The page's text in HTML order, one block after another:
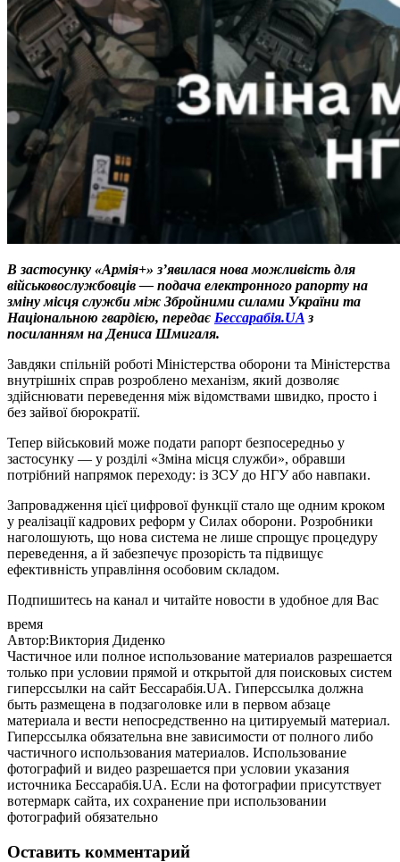
В застосунку «Армія+» з’явилася нова можливість для
військовослужбовців — подача електронного рапорту на
зміну місця служби між Збройними силами України та
Національною гвардією, передає Бессарабія.UA з
посиланням на Дениса Шмигаля.
Завдяки спільній роботі Міністерства оборони та Міністерства
внутрішніх справ розроблено механізм, який дозволяє
здійснювати переведення між відомствами швидко, просто і
без зайвої бюрократії.
Тепер військовий може подати рапорт безпосередньо у
застосунку — у розділі «Зміна місця служби», обравши
потрібний напрямок переходу: із ЗСУ до НГУ або навпаки.
Запровадження цієї цифрової функції стало ще одним кроком
у реалізації кадрових реформ у Силах оборони. Розробники
наголошують, що нова система не лише спрощує процедуру
переведення, а й забезпечує прозорість та підвищує
ефективність управління особовим складом.
Подпишитесь на канал и читайте новости в удобное для Вас
время
Автор:Виктория Диденко
Частичное или полное использование материалов разрешается
только при условии прямой и открытой для поисковых систем
гиперссылки на сайт Бессарабія.UA. Гиперссылка должна
быть размещена в подзаголовке или в первом абзаце
материала и вести непосредственно на цитируемый материал.
Гиперссылка обязательна вне зависимости от полного либо
частичного использования материалов. Использование
фотографий и видео разрешается при условии указания
источника Бессарабія.UA. Если на фотографии присутствует
вотермарк сайта, их сохранение при использовании
фотографий обязательно
Оставить комментарий